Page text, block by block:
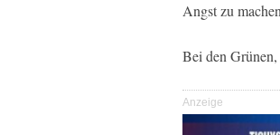
Angst zu
Bei den
Anzeige